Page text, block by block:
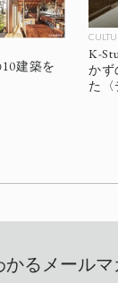
建築を
K-
かず
た〈
かるメール